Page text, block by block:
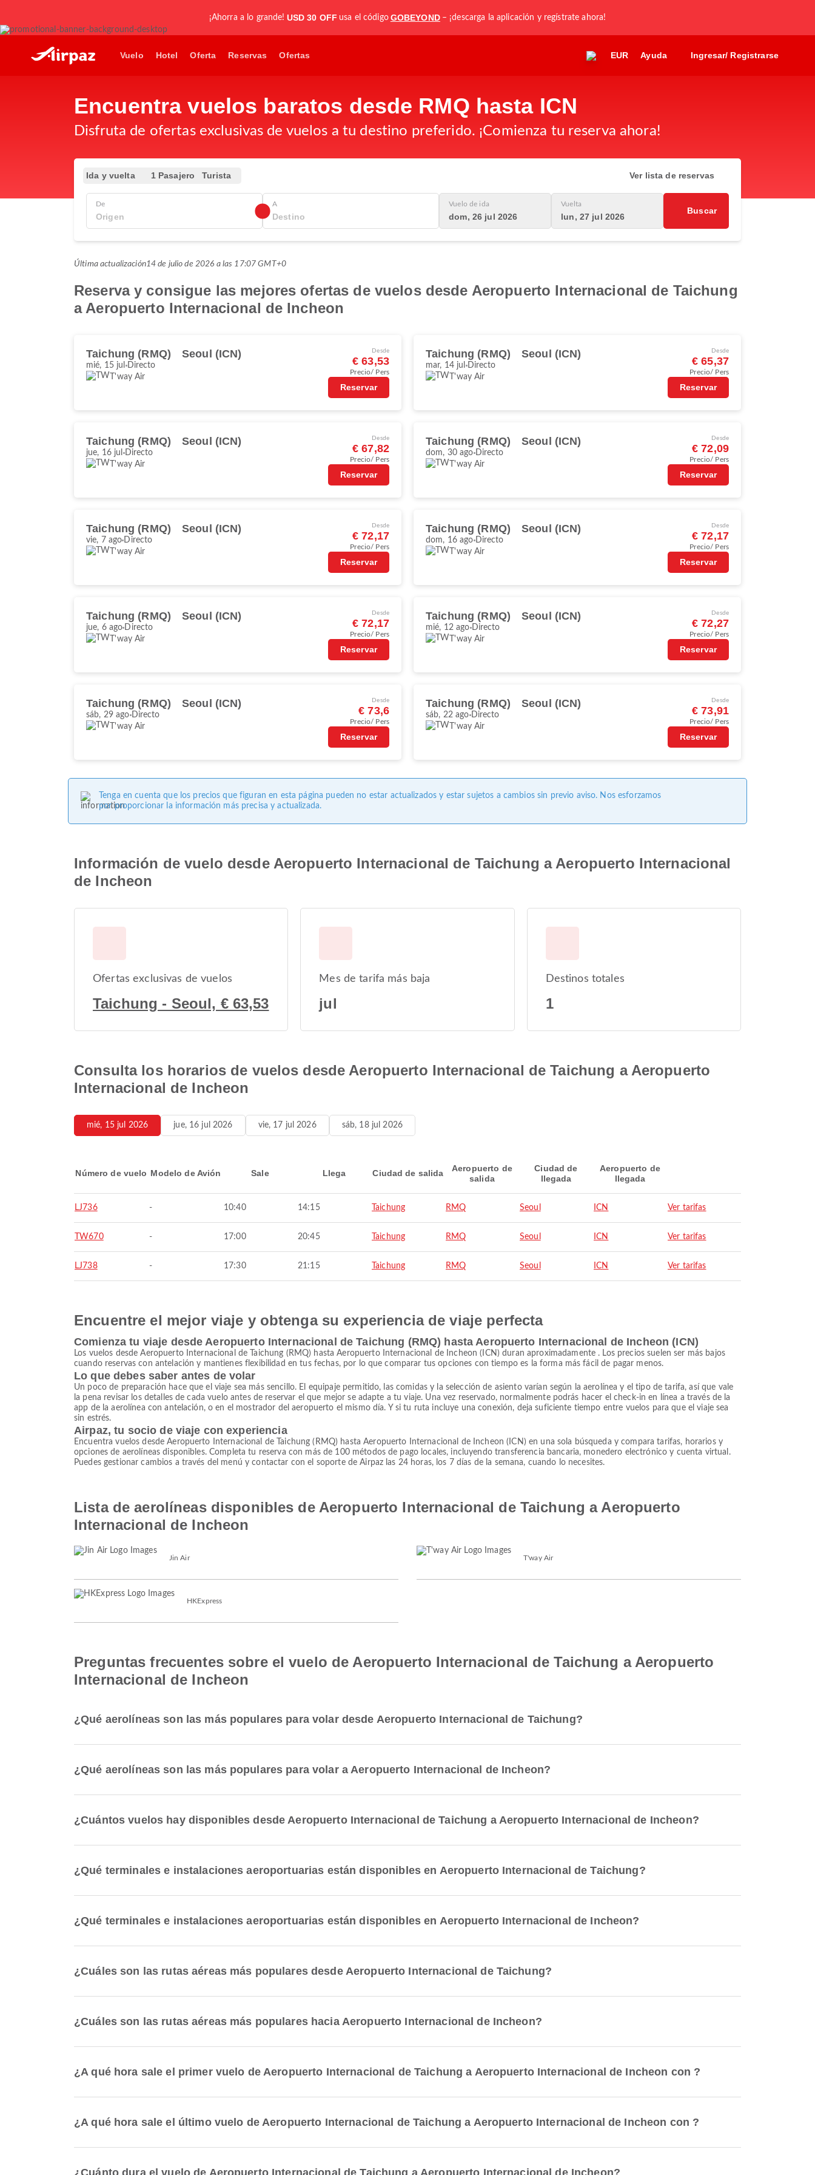
¡Ahorra a lo grande! USD 30 OFF usa el código GOBEYOND – ¡descarga la aplicación y regístrate ahora!
Vuelo Hotel Oferta Reservas Ofertas EUR Ayuda Ingresar/ Registrarse
Encuentra vuelos baratos desde RMQ hasta ICN
Disfruta de ofertas exclusivas de vuelos a tu destino preferido. ¡Comienza tu reserva ahora!
Ida y vuelta 1 Pasajero Turista Ver lista de reservas
De A Vuelo de ida
dom, 26 jul 2026
Vuelta
lun, 27 jul 2026
Buscar
Última actualización14 de julio de 2026 a las 17:07 GMT+0
Reserva y consigue las mejores ofertas de vuelos desde Aeropuerto Internacional de Taichung
a Aeropuerto Internacional de Incheon
Taichung (RMQ) Seoul (ICN)
mié, 15 jul Directo
T'way Air
Desde
€ 63,53
Precio/ Pers
Reservar
Taichung (RMQ) Seoul (ICN)
mar, 14 jul Directo
T'way Air
Desde
€ 65,37
Precio/ Pers
Reservar
Taichung (RMQ) Seoul (ICN)
jue, 16 jul Directo
T'way Air
Desde
€ 67,82
Precio/ Pers
Reservar
Taichung (RMQ) Seoul (ICN)
dom, 30 ago Directo
T'way Air
Desde
€ 72,09
Precio/ Pers
Reservar
Taichung (RMQ) Seoul (ICN)
vie, 7 ago Directo
T'way Air
Desde
€ 72,17
Precio/ Pers
Reservar
Taichung (RMQ) Seoul (ICN)
dom, 16 ago Directo
T'way Air
Desde
€ 72,17
Precio/ Pers
Reservar
Taichung (RMQ) Seoul (ICN)
jue, 6 ago Directo
T'way Air
Desde
€ 72,17
Precio/ Pers
Reservar
Taichung (RMQ) Seoul (ICN)
mié, 12 ago Directo
T'way Air
Desde
€ 72,27
Precio/ Pers
Reservar
Taichung (RMQ) Seoul (ICN)
sáb, 29 ago Directo
T'way Air
Desde
€ 73,6
Precio/ Pers
Reservar
Taichung (RMQ) Seoul (ICN)
sáb, 22 ago Directo
T'way Air
Desde
€ 73,91
Precio/ Pers
Reservar
Tenga en cuenta que los precios que figuran en esta página pueden no estar actualizados y estar sujetos a cambios sin previo aviso. Nos esforzamos
por proporcionar la información más precisa y actualizada.
Información de vuelo desde Aeropuerto Internacional de Taichung a Aeropuerto Internacional
de Incheon
Ofertas exclusivas de vuelos
Taichung - Seoul, € 63,53
Mes de tarifa más baja
jul
Destinos totales
1
Consulta los horarios de vuelos desde Aeropuerto Internacional de Taichung a Aeropuerto
Internacional de Incheon
mié, 15 jul 2026 jue, 16 jul 2026 vie, 17 jul 2026 sáb, 18 jul 2026
Número de vuelo Modelo de Avión Sale Llega Ciudad de salida
Aeropuerto de
salida
Ciudad de
llegada
Aeropuerto de
llegada
LJ736 - 10:40 14:15 Taichung RMQ Seoul ICN Ver tarifas
TW670 - 17:00 20:45 Taichung RMQ Seoul ICN Ver tarifas
LJ738 - 17:30 21:15 Taichung RMQ Seoul ICN Ver tarifas
Encuentre el mejor viaje y obtenga su experiencia de viaje perfecta
Comienza tu viaje desde Aeropuerto Internacional de Taichung (RMQ) hasta Aeropuerto Internacional de Incheon (ICN)
Los vuelos desde Aeropuerto Internacional de Taichung (RMQ) hasta Aeropuerto Internacional de Incheon (ICN) duran aproximadamente . Los precios suelen ser más bajos
cuando reservas con antelación y mantienes flexibilidad en tus fechas, por lo que comparar tus opciones con tiempo es la forma más fácil de pagar menos.
Lo que debes saber antes de volar
Un poco de preparación hace que el viaje sea más sencillo. El equipaje permitido, las comidas y la selección de asiento varían según la aerolínea y el tipo de tarifa, así que vale
la pena revisar los detalles de cada vuelo antes de reservar el que mejor se adapte a tu viaje. Una vez reservado, normalmente podrás hacer el check-in en línea a través de la
app de la aerolínea con antelación, o en el mostrador del aeropuerto el mismo día. Y si tu ruta incluye una conexión, deja suficiente tiempo entre vuelos para que el viaje sea
sin estrés.
Airpaz, tu socio de viaje con experiencia
Encuentra vuelos desde Aeropuerto Internacional de Taichung (RMQ) hasta Aeropuerto Internacional de Incheon (ICN) en una sola búsqueda y compara tarifas, horarios y
opciones de aerolíneas disponibles. Completa tu reserva con más de 100 métodos de pago locales, incluyendo transferencia bancaria, monedero electrónico y cuenta virtual.
Puedes gestionar cambios a través del menú y contactar con el soporte de Airpaz las 24 horas, los 7 días de la semana, cuando lo necesites.
Lista de aerolíneas disponibles de Aeropuerto Internacional de Taichung a Aeropuerto
Internacional de Incheon
Jin Air T'way Air
HKExpress
Preguntas frecuentes sobre el vuelo de Aeropuerto Internacional de Taichung a Aeropuerto
Internacional de Incheon
¿Qué aerolíneas son las más populares para volar desde Aeropuerto Internacional de Taichung?
¿Qué aerolíneas son las más populares para volar a Aeropuerto Internacional de Incheon?
¿Cuántos vuelos hay disponibles desde Aeropuerto Internacional de Taichung a Aeropuerto Internacional de Incheon?
¿Qué terminales e instalaciones aeroportuarias están disponibles en Aeropuerto Internacional de Taichung?
¿Qué terminales e instalaciones aeroportuarias están disponibles en Aeropuerto Internacional de Incheon?
¿Cuáles son las rutas aéreas más populares desde Aeropuerto Internacional de Taichung?
¿Cuáles son las rutas aéreas más populares hacia Aeropuerto Internacional de Incheon?
¿A qué hora sale el primer vuelo de Aeropuerto Internacional de Taichung a Aeropuerto Internacional de Incheon con ?
¿A qué hora sale el último vuelo de Aeropuerto Internacional de Taichung a Aeropuerto Internacional de Incheon con ?
¿Cuánto dura el vuelo de Aeropuerto Internacional de Taichung a Aeropuerto Internacional de Incheon?